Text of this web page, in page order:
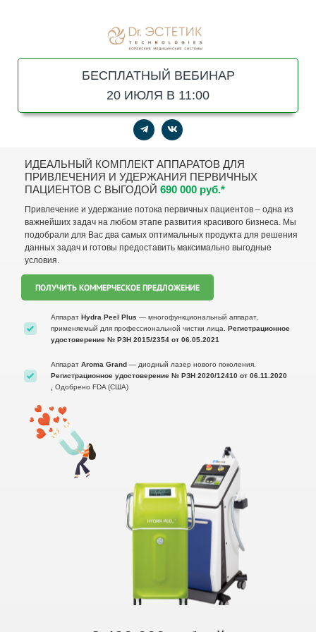
БЕСПЛАТНЫЙ ВЕБИНАР
20 ИЮЛЯ В 11:00
ИДЕАЛЬНЫЙ КОМПЛЕКТ АППАРАТОВ ДЛЯ
ПРИВЛЕЧЕНИЯ И УДЕРЖАНИЯ ПЕРВИЧНЫХ
ПАЦИЕНТОВ C ВЫГОДОЙ 690 000 руб.*
Привлечение и удержание потока первичных пациентов – одна из
важнейших задач на любом этапе развития красивого бизнеса. Мы
подобрали для Вас два самых оптимальных продукта для решения
данных задач и готовы предоставить максимально выгодные
условия.
ПОЛУЧИТЬ КОММЕРЧЕСКОЕ ПРЕДЛОЖЕНИЕ
Аппарат Hydra Peel Plus — многофункциональный аппарат,
применяемый для профессиональной чистки лица. Регистрационное
удостоверение № РЗН 2015/2354 от 06.05.2021
Аппарат Aroma Grand — диодный лазер нового поколения.
Регистрационное удостоверение № РЗН 2020/12410 от 06.11.2020
Одобрено FDA (США)